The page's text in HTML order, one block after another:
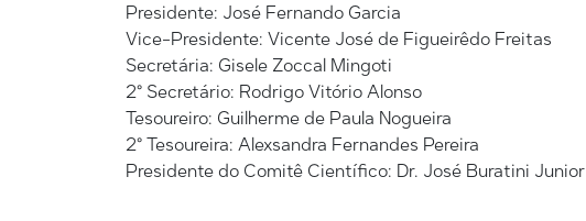
Presidente: José Fernando Garcia
Vice-Presidente: Vicente José de Figueirêdo Freitas
Secretária: Gisele Zoccal Mingoti
2° Secretário: Rodrigo Vitório Alonso
Tesoureiro: Guilherme de Paula Nogueira
2° Tesoureira: Alexsandra Fernandes Pereira
Presidente do Comitê Científico: Dr. José Buratini Junior